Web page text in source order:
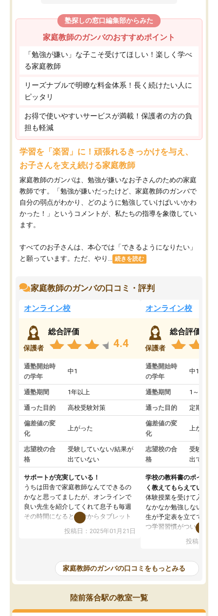
塾探しの窓口編集部からみた
家庭教師のガンバのおすすめポイント
「勉強が嫌い」な子こそ受けてほしい！楽しく学べ
る家庭教師
リーズナブルで明瞭な料金体系！長く続けたい人に
ピッタリ
お得で使いやすいサービスが満載！保護者の方の負
担も軽減
学習を「楽習」に！頑張れるきっかけを与え、
お子さんを支え続ける家庭教師
家庭教師のガンバは、勉強が嫌いなお子さんのための家庭
教師です。「勉強が嫌いだったけど、家庭教師のガンバで
自分の弱点がわかり、どのように勉強していけばいいかわ
かった！」というコメントが、私たちの指導を象徴してい
ます。
すべてのお子さんは、本心では「できるようになりたい」
と願っています。ただ、やり...
続きを読む
家庭教師のガンバの口コミ・評判
オンライン校
保護者
総合評価
4.4
通塾開始時
の学年
中1
通塾期間 1年以上
通った目的 高校受験対策
偏差値の変
化
上がった
志望校の合
格
受験していない/結果が
出ていない
サポートが充実している！
うちは田舎で家庭教師なんてできるの
かなと思ってましたが、オンラインで
良い先生を紹介してくれて息子も毎週
その時間になると自分からタブレット
を開いてzoomを繋げるようになりまし
た！5科目なんでもOKなのもとても気
めて1年ほどだった今では平均点以上の
科目が増えてきました！あと1年受験ま
であるので無料の週末教室を使用しな
がら頑張って欲しいと思います！
投稿日：2025年01月21日
オンライン校
保護者
総合評価
通塾開始時
の学年
中1
通塾期間 1～3ヵ月
通った目的 定期テス
偏差値の変
化
上がった
志望校の合
格
受験して
出ていな
学校の教科書のポイント
く教えてもらえている
体験授業を受けて入塾し
なかなか勉強しない息子
生が予定表を立ててくれ
つ学習習慣がついてきま
指導が無い日も予定表
問できるのでとても助か
投稿日：
家庭教師のガンバの口コミをもっとみる
陸前落合駅の教室一覧